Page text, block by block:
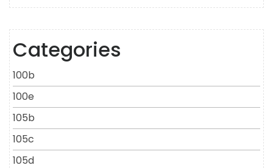
Categories
100b
100e
105b
105c
105d